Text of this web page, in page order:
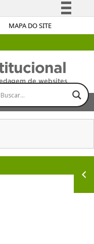
MAPA DO SITE
Simplifique!
à informação
Legislação
de websites